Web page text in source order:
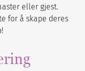
eller gjest.
for å skape deres